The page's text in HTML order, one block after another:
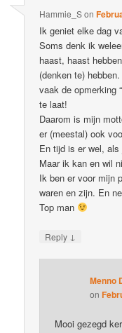
Hammie_Son
Ik geniet elke dag
Soms denk ik
haast, haast
(denken te)
vaak de opmerking
te laat!
Daarom is mijn
er (meestal) ook
En tijd is er wel,
Maar ik kan en wil
Ik ben er voor mijn
waren en zijn. En
Top man
Reply ↓
Menno
on
Mooi gezegd